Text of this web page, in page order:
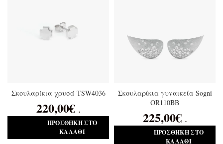
Σκουλαρίκια χρυσά TSW4036
220,00€ .
ΠΡΟΣΘΉΚΗ ΣΤΟ
ΚΑΛΆΘΙ
Σκουλαρίκια γυναικεία Sogni
OR110BB
225,00€ .
ΠΡΟΣΘΉΚΗ ΣΤΟ
ΚΑΛΆΘΙ